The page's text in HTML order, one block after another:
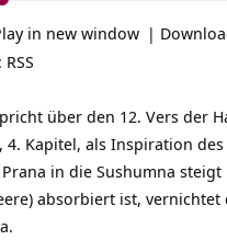
in new window |
RSS
über den 12. Vers der
, 4. Kapitel, als Inspiration des
in die Sushumna
absorbiert ist,